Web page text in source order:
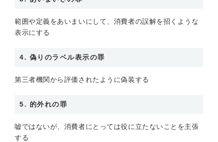
範囲や定義をあいまいにして、消費者の誤解を招くような
表示にする
4. 偽りのラベル表示の罪
第三者機関から評価されたように偽装する
5. 的外れの罪
嘘ではないが、消費者にとっては役に立たないことを主張
する